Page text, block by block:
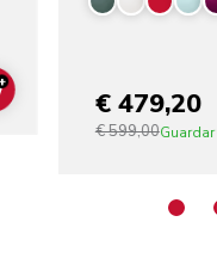
ADD TO CART€ 479,20
€ 599,00Guardar